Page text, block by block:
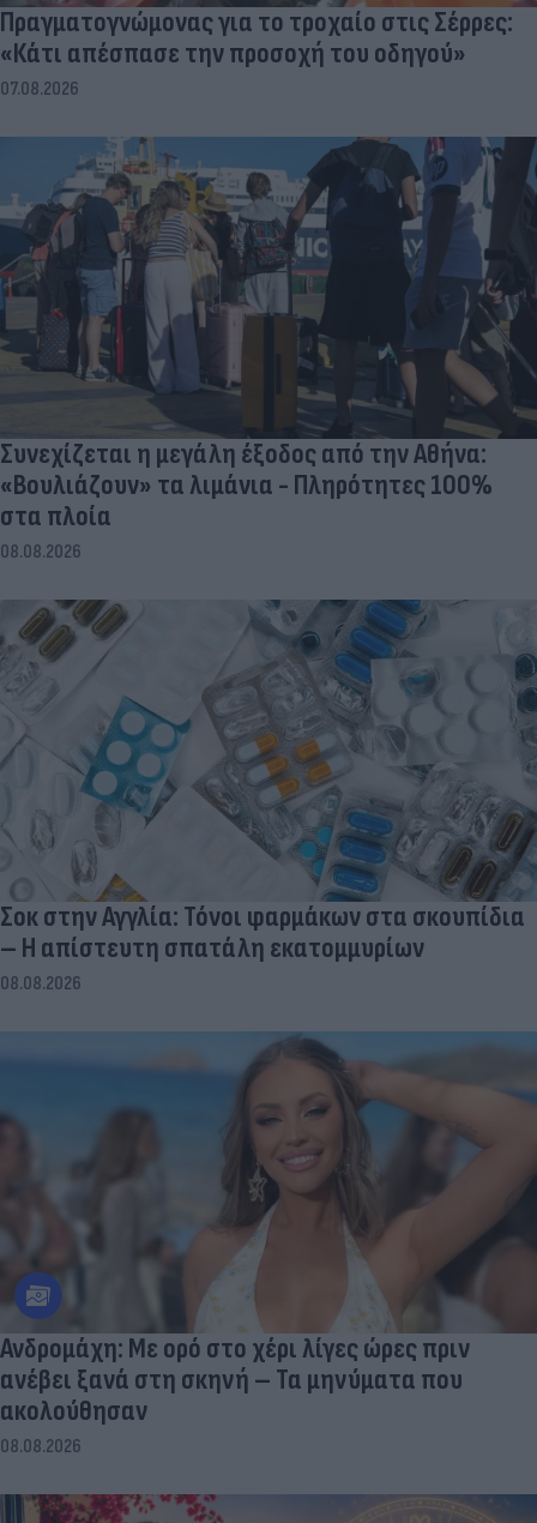
Πραγματογνώμονας για το τροχαίο στις Σέρρες:
«Κάτι απέσπασε την προσοχή του οδηγού»
07.08.2026
Συνεχίζεται η μεγάλη έξοδος από την Αθήνα:
«Βουλιάζουν» τα λιμάνια - Πληρότητες 100%
στα πλοία
08.08.2026
Σοκ στην Αγγλία: Τόνοι φαρμάκων στα σκουπίδια
– Η απίστευτη σπατάλη εκατομμυρίων
08.08.2026
Ανδρομάχη: Με ορό στο χέρι λίγες ώρες πριν
ανέβει ξανά στη σκηνή – Τα μηνύματα που
ακολούθησαν
08.08.2026